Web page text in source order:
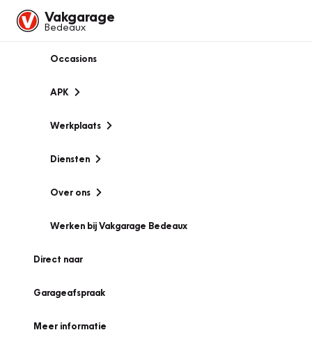
Vakgarage
Bedeaux
Occasions
APK
Werkplaats
Diensten
Over ons
Werken bij Vakgarage Bedeaux
Direct naar
Garageafspraak
Meer informatie